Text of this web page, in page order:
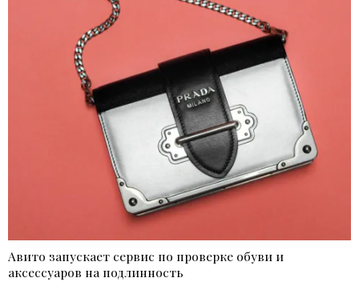
Авито запускает сервис по проверке обуви и
аксессуаров на подлинность